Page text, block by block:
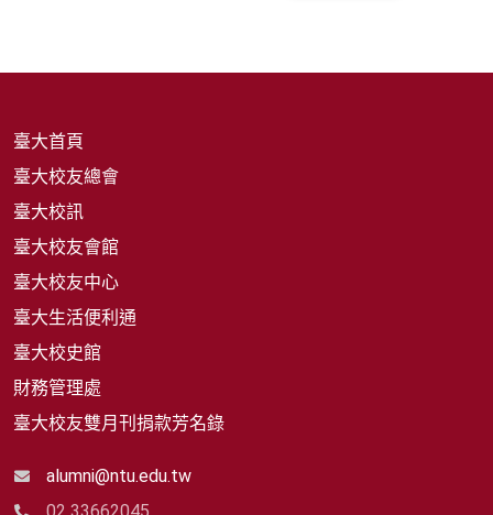
臺大首頁
臺大校友總會
臺大校訊
臺大校友會館
臺大校友中心
臺大生活便利通
臺大校史館
財務管理處
臺大校友雙月刊捐款芳名錄
alumni@ntu.edu.tw